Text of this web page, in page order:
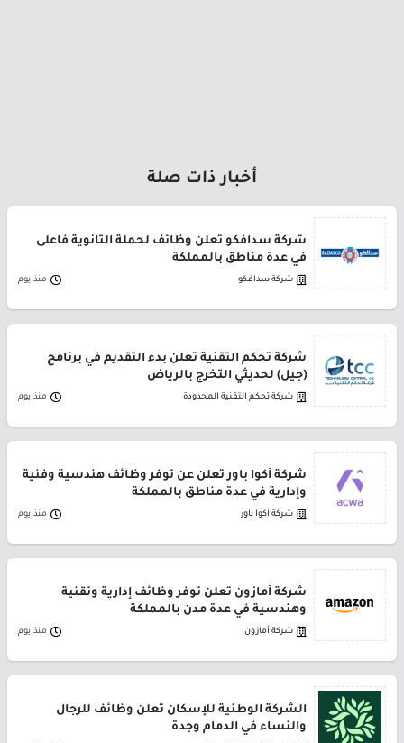
أخبار ذات صلة
شركة سدافكو تعلن وظائف لحملة الثانوية فأعلى
في عدة مناطق بالمملكة
شركة سدافكو منذ يوم
شركة تحكم التقنية تعلن بدء التقديم في برنامج
(جيل) لحديثي التخرج بالرياض
شركة تحكم التقنية المحدودة منذ يوم
شركة أكوا باور تعلن عن توفر وظائف هندسية وفنية
وإدارية في عدة مناطق بالمملكة
شركة أكوا باور منذ يوم
شركة أمازون تعلن توفر وظائف إدارية وتقنية
وهندسية في عدة مدن بالمملكة
شركة أمازون منذ يوم
الشركة الوطنية للإسكان تعلن وظائف للرجال
والنساء في الدمام وجدة